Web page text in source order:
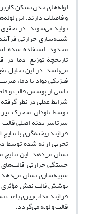
لوله‌های چدن نشکن
و فاضلاب دارند. این
تولید می‌شوند. در
‌شبیه‌سازی حرارتی
محدود، استفاده
تاریخچۀ توزیع دما
می‌باشد. در این تحلیل
فیزیکی مواد با دما،
ناشی از پوشش قالب و
شرایط عملی در نظر‌‌
توسط ناودان متحرک
سرتاسر بدنه اصلی
فرآیند ریخته‌گری با
تجربی ارائه شده توسط
نشان می‌دهد. این نتایج
خستگی حرارتی قالب‌های
شبیه‌سازی نشان می‌دهد
پوشش قالب نقش مؤثری
فرآیند مذاب‌ریزی باعث
قالب و لوله می‌گردد.